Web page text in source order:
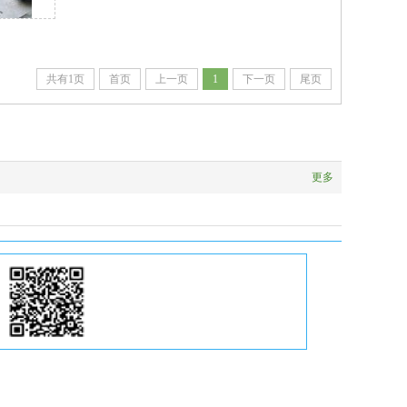
共有1页 首页 上一页 1 下一页 尾页
更多